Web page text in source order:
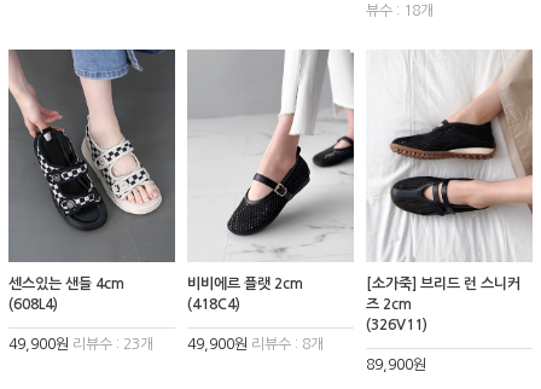
뷰수 : 18개
센스있는 샌들 4cm
(608L4)
49,900원 리뷰수 : 23개
비비에르 플랫 2cm
(418C4)
49,900원 리뷰수 : 8개
[소가죽] 브리드 런 스니커
즈 2cm
(326V11)
89,900원